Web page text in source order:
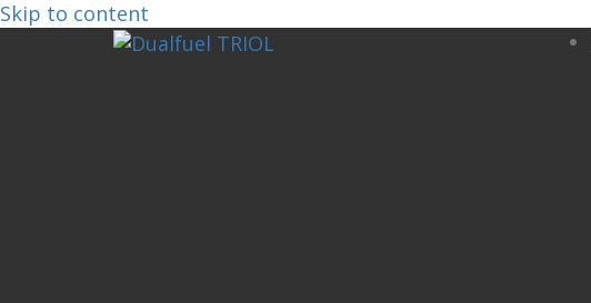
Skip to content